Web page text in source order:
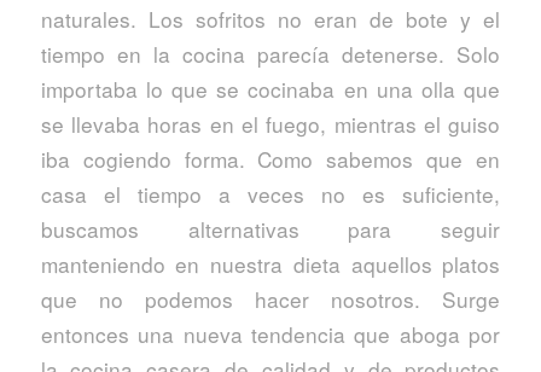
naturales. Los sofritos no eran de bote y el
tiempo en la cocina parecía detenerse. Solo
importaba lo que se cocinaba en una olla que
se llevaba horas en el fuego, mientras el guiso
iba cogiendo forma. Como sabemos que en
casa el tiempo a veces no es suficiente,
buscamos alternativas para seguir
manteniendo en nuestra dieta aquellos platos
que no podemos hacer nosotros. Surge
entonces una nueva tendencia que aboga por